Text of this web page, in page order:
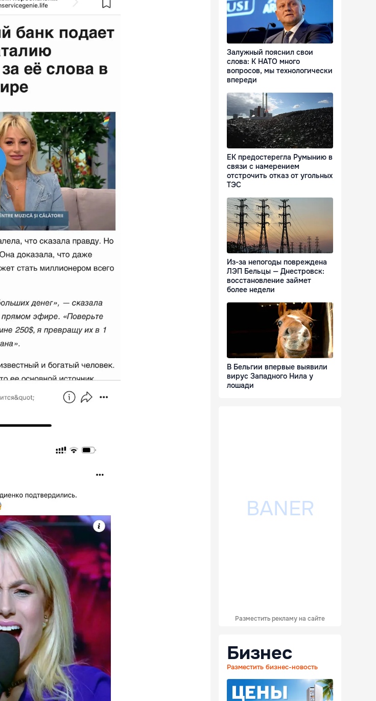
Залужный пояснил свои
слова: К НАТО много
вопросов, мы технологически
впереди
ЕК предостерегла Румынию в
связи с намерением
отстрочить отказ от угольных
ТЭС
Из-за непогоды повреждена
ЛЭП Бельцы — Днестровск:
восстановление займет
более недели
В Бельгии впервые выявили
вирус Западного Нила у
лошади
Разместить рекламу на сайте
Бизнес
Разместить бизнес-новость